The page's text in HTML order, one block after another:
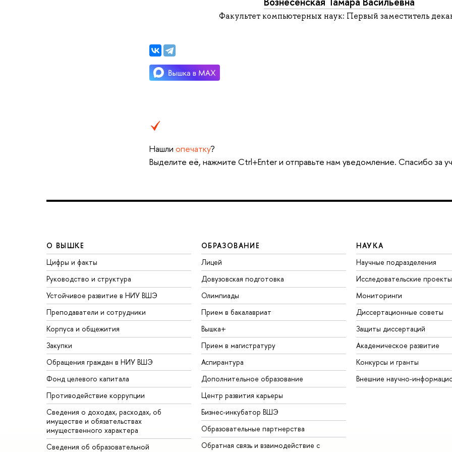
Факультет компьютерных наук: Первый заместитель
Нашли опечатку?
Выделите её, нажмите Ctrl+Enter и отправьте нам уведомление. Спасибо за
О ВЫШКЕ
Цифры и факты
Руководство и структура
Устойчивое развитие в НИУ ВШЭ
Преподаватели и сотрудники
Корпуса и общежития
Закупки
Обращения граждан в НИУ ВШЭ
Фонд целевого капитала
Противодействие коррупции
Сведения о доходах, расходах, об
имуществе и обязательствах
имущественного характера
Сведения об образовательной
ОБРАЗОВАНИЕ
Лицей
Довузовская подготовка
Олимпиады
Прием в бакалавриат
Вышка+
Прием в магистратуру
Аспирантура
Дополнительное образование
Центр развития карьеры
Бизнес-инкубатор ВШЭ
Образовательные партнерства
Обратная связь и взаимодействие с
НАУКА
Научные подразделения
Исследовательские проекты
Мониторинги
Диссертационные советы
Защиты диссертаций
Академическое развитие
Конкурсы и гранты
Внешние научно-